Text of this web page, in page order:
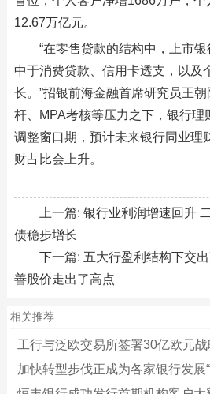
12.67万亿元。
“在零售贷款的结构中，上市
中于消费贷款、信用卡透支，以及
长。”招银前海金融首席研究员王
杆、MPA考核等压力之下，银行理
调整窗口期，预计未来银行同业理
财占比会上升。
上一篇: 银行业利润增速回升
债稳步增长
下一篇: 五大行盈利结构下交
善股价走出了高点
相关推荐
工行与泛欧交易所签署30亿欧元
加快转型步伐正成为各家银行发展